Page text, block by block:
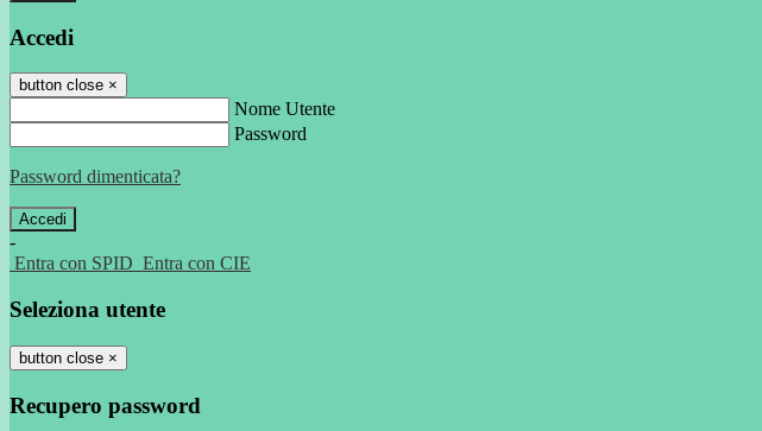
Accedi
button close ×
Nome Utente
Password
Password dimenticata?
-
Entra con SPID Entra con CIE
Seleziona utente
button close ×
Recupero password